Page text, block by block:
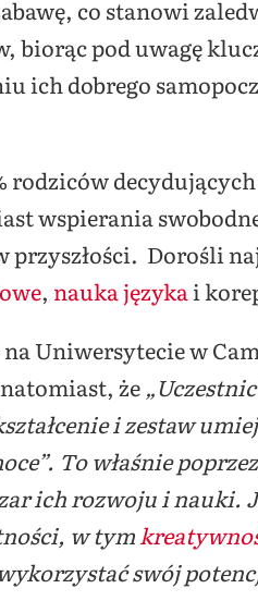
co stanowi
biorąc pod uwagę
ich dobrego
rodziców
wspierania
przyszłości. Dorośli
, nauka językai
Uniwersytecie w
że
i zestaw
To właśnie
ich rozwoju i nauki.
w tym
swój